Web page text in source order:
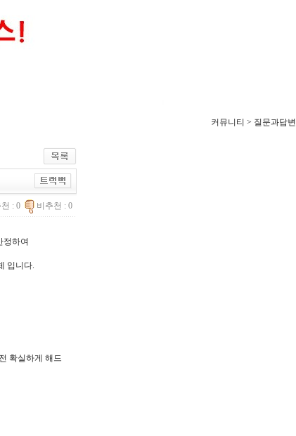
커뮤니티 > 질문과답변
천 : 0 비추천 : 0
정하여
입니다.
확실하게 해드